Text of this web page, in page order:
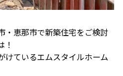
・恵那市で新築住宅をご検討
！
けているエムスタイルホーム